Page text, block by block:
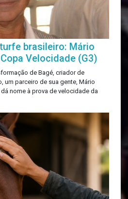
brasileiro: Mário
Velocidade (G3)
de Bagé, criador de
um parceiro de sua gente, Mário
nome à prova de velocidade da